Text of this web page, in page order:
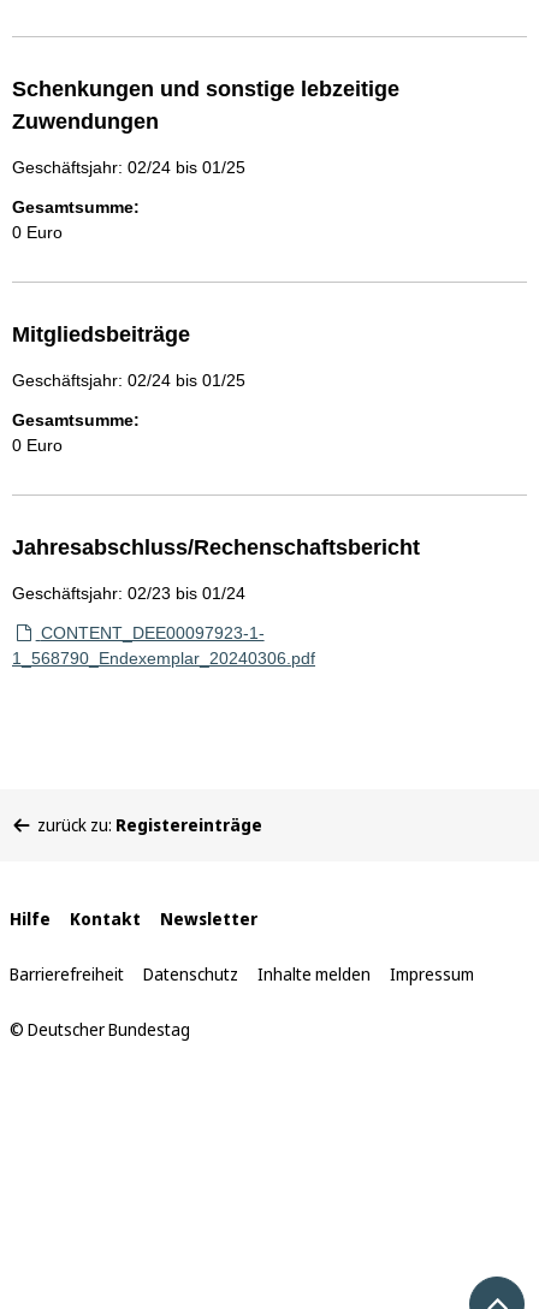
Schenkungen und sonstige lebzeitige
Zuwendungen
Geschäftsjahr: 02/24 bis 01/25
Gesamtsumme:
0 Euro
Mitgliedsbeiträge
Geschäftsjahr: 02/24 bis 01/25
Gesamtsumme:
0 Euro
Jahresabschluss/Rechenschaftsbericht
Geschäftsjahr: 02/23 bis 01/24
CONTENT_DEE00097923-1-
1_568790_Endexemplar_20240306.pdf
befinden
zurück zu: Registereinträge
Interne
Links
Hilfe Kontakt Newsletter
Barrierefreiheit Datenschutz Inhalte melden Impressum
© Deutscher Bundestag